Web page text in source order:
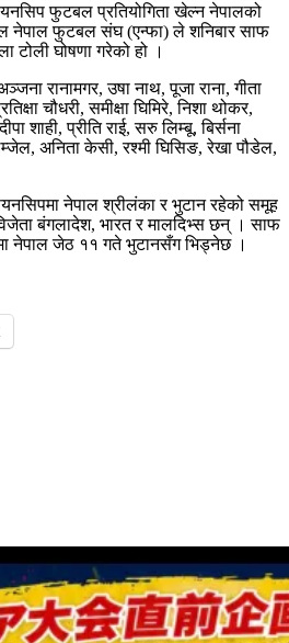
फुटबल प्रतियोगिता खेल्न नेपालको
नेपाल फुटबल संघ (एन्फा) ले शनिबार साफ
टोली घोषणा गरेको हो ।
रानामगर, उषा नाथ, पूजा राना, गीता
चौधरी, समीक्षा घिमिरे, निशा थोकर,
शाही, प्रीति राई, सरु लिम्बू, बिर्सना
अनिता केसी, रश्मी घिसिङ, रेखा पौडेल,
नेपाल श्रीलंका र भुटान रहेको समूह
बंगलादेश, भारत र मालदिभ्स छन् । साफ
नेपाल जेठ ११ गते भुटानसँग भिड्नेछ ।